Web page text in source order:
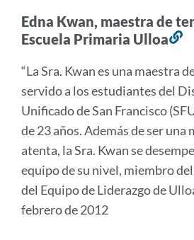
Edna Kwan, maestra de
Escuela Primaria Ulloa
“La Sra. Kwan es una maestra
servido a los estudiantes del
Unificado de San Francisco
de 23 años. Además de ser una
atenta, la Sra. Kwan se
equipo de su nivel, miembro
del Equipo de Liderazgo de
febrero de 2012